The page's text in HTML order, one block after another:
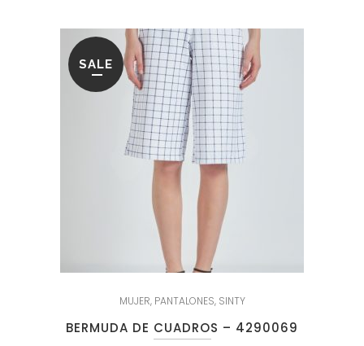
SALE
MUJER, PANTALONES, SINTY
BERMUDA DE CUADROS – 4290069